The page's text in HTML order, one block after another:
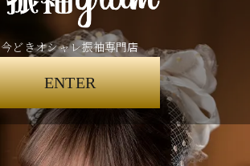
今どきオシャレ振袖専門店
ENTER